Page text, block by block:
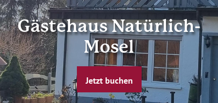
Gästehaus Natürlich-
Mosel
Jetzt buchen